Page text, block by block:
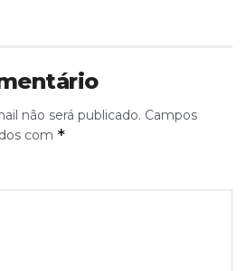
não será publicado. Campos
com *